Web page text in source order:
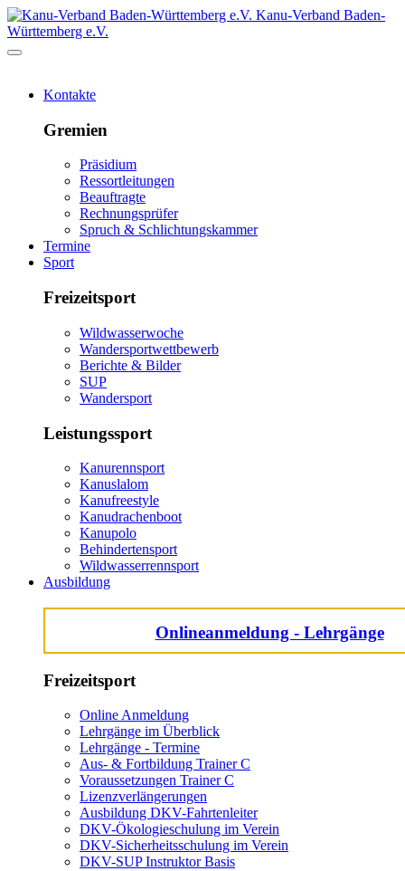
Kanu-Verband Baden-
Württemberg e.V.
Kontakte
Gremien
Präsidium
Ressortleitungen
Beauftragte
Rechnungsprüfer
Spruch & Schlichtungskammer
Termine
Sport
Freizeitsport
Wildwasserwoche
Wandersportwettbewerb
Berichte & Bilder
SUP
Wandersport
Leistungssport
Kanurennsport
Kanuslalom
Kanufreestyle
Kanudrachenboot
Kanupolo
Behindertensport
Wildwasserrennsport
Ausbildung
Onlineanmeldung - Lehrgänge
Freizeitsport
Online Anmeldung
Lehrgänge im Überblick
Lehrgänge - Termine
Aus- & Fortbildung Trainer C
Voraussetzungen Trainer C
Lizenzverlängerungen
Ausbildung DKV-Fahrtenleiter
DKV-Ökologieschulung im Verein
DKV-Sicherheitsschulung im Verein
DKV-SUP Instruktor Basis